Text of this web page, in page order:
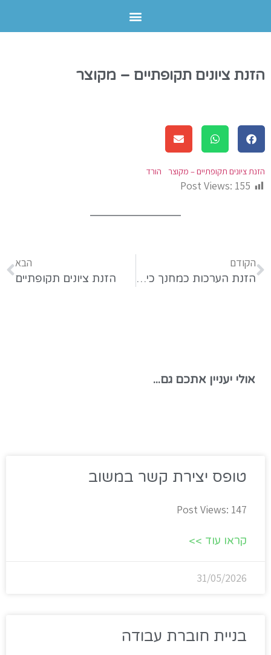
הזנת ציונים תקופתיים – מקוצר
הזנת ציונים תקופתיים – מקוצר הורד
Post Views: 155
הקודם
הזנת הערכות כמחנך כיתה
הבא
הזנת ציונים תקופתיים
אולי יעניין אתכם גם...
טופס יצירת קשר במשוב
Post Views: 147
קראו עוד >>
31/05/2026
בניית חוברת עבודה